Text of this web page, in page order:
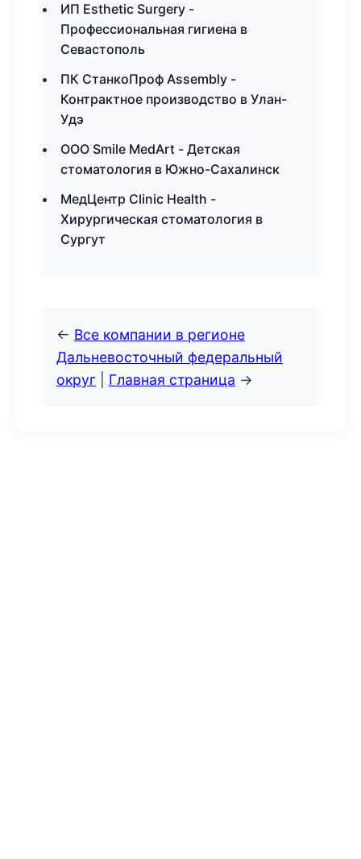
ИП Esthetic Surgery -
Профессиональная гигиена в
Севастополь
ПК СтанкоПроф Assembly -
Контрактное производство в Улан-
Удэ
ООО Smile MedArt - Детская
стоматология в Южно-Сахалинск
МедЦентр Clinic Health -
Хирургическая стоматология в
Сургут
← Все компании в регионе
Дальневосточный федеральный
округ
Главная страница →